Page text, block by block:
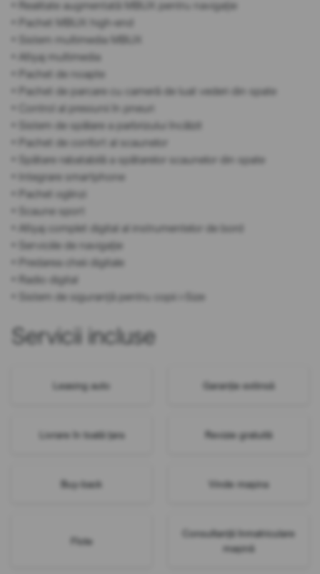
• Realitate augmentată MBUX pentru navigație
• Pachet MBUX high-end
• Sistem multimedia MBUX
• Afișaj multimedia
• Pachet de noapte
• Pachet de parcare cu cameră de luat vederi din spate
• Control al presiunii în pneuri
• Sistem de spălare a parbrizului încălzit
• Pachet de confort al scaunelor
• Spătare rabatabilă a spătarelor scaunelor din spate
• Integrare smartphone
• Pachet oglinzi
• Scaune sport
• Afișaj complet digital al instrumentelor de bord
• Serviciile de navigație
• Predarea cheii digitale
• Radio digital
• Sistem de siguranță pentru copii i-Size
Servicii incluse
Leasing auto Garanție extinsă
Livrare în toată țara Revizie gratuită
Buy-back Vinde mașina
Flote
Consultanță înmatriculare
mașină